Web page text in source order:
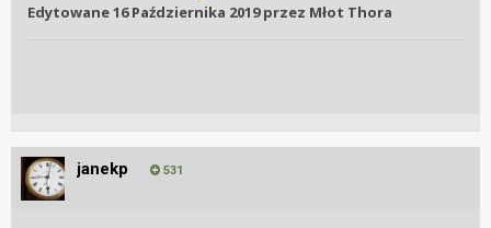
Edytowane16 Października 2019przez Młot Thora
janekp 531